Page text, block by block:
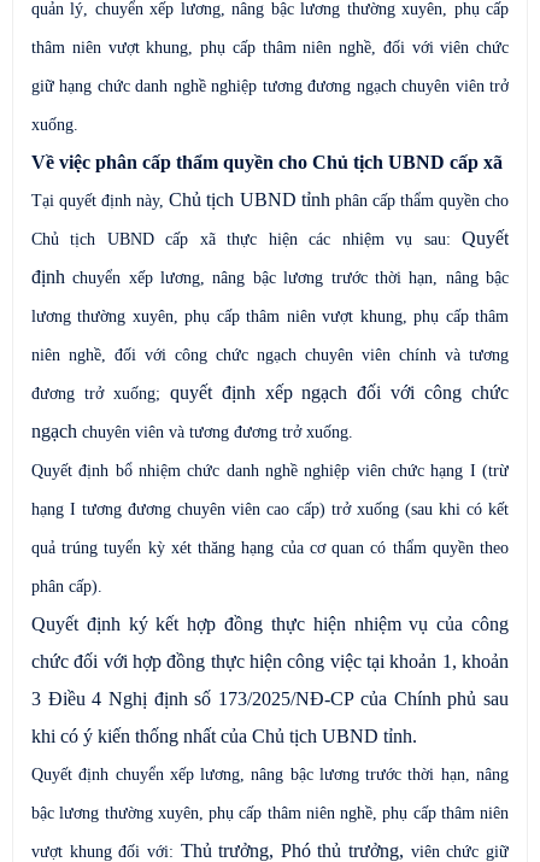
quản lý, chuyển xếp lương, nâng bậc lương thường xuyên, phụ cấp
thâm niên vượt khung, phụ cấp thâm niên nghề, đối với viên chức
giữ hạng chức danh nghề nghiệp tương đương ngạch chuyên viên trở
xuống.
Về việc phân cấp thẩm quyền cho Chủ tịch UBND cấp xã
Tại quyết định này,Chủ tịch UBND tỉnh phân cấp thẩm quyền cho
Chủ tịch UBND cấp xã thực hiện các nhiệm vụ sau:
Quyết
địnhchuyển xếp lương, nâng bậc lương trước thời hạn, nâng bậc
lương thường xuyên, phụ cấp thâm niên vượt khung, phụ cấp thâm
niên nghề, đối với công chức ngạch chuyên viên chính và tương
đương trở xuống; quyết định xếp ngạch đối với công chức
ngạch chuyên viên và tương đương trở xuống.
Quyết định bổ nhiệm chức danh nghề nghiệp viên chức hạng I (trừ
hạng I tương đương chuyên viên cao cấp) trở xuống(sau khi có kết
quả trúng tuyển kỳ xét thăng hạng của cơ quan có thẩm quyền theo
phân cấp).
Quyết định ký kết hợp đồng thực hiện nhiệm vụ của công
chức đối với hợp đồng thực hiện công việc tại khoản 1, khoản
3 Điều 4 Nghị định số 173/2025/NĐ-CP của Chính phủ sau
khi có ý kiến thống nhất của Chủ tịch UBND tỉnh.
Quyết định chuyển xếp lương, nâng bậc lươngtrước thời hạn,nâng
bậc lương thường xuyên, phụ cấp thâm niên nghề, phụ cấp thâm niên
vượt khung đối với: Thủ trưởng, Phó thủ trưởng, viên chức giữ